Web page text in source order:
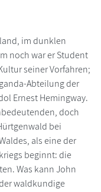
im dunklen
noch war er Student
seiner Vorfahren;
Abteilung der
Ernest Hemingway.
doch
bei
als eine der
beginnt: die
Was kann John
waldkundige